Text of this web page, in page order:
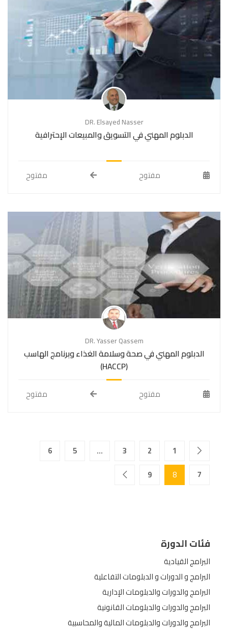
DR. Elsayed Nasser
الدبلوم المهني في التسويق والمبيعات الإحترافية
مفتوح مفتوح
DR. Yasser Qassem
الدبلوم المهني في صحة وسلامة الغذاء وبرنامج الهاسب
(HACCP)
مفتوح مفتوح
1
2
3
…
5
6
7
8
9
فئات الدورة
البرامج القيادية
البرامج و الدورات و الدبلومات التفاعلية
البرامج والدورات والدبلومات الإدارية
البرامج والدورات والدبلومات القانونية
البرامج والدورات والدبلومات المالية والمحاسبية